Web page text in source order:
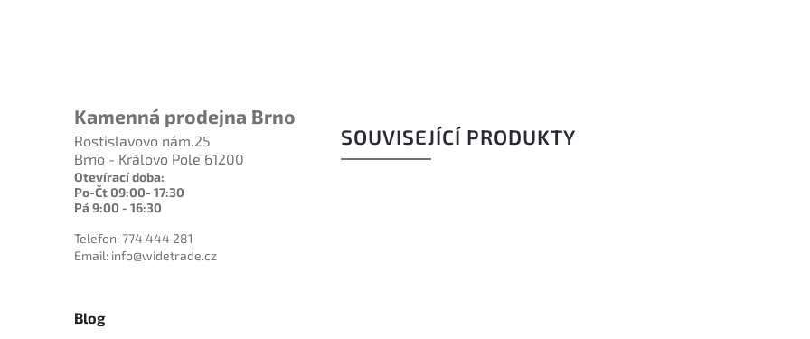
Kamenná prodejna Brno
Rostislavovo nám.25
Brno - Královo Pole 61200
Otevírací doba:
Po-Čt 09:00- 17:30
Pá 9:00 - 16:30
Telefon: 774 444 281
Email: info@widetrade.cz
Blog
SOUVISEJÍCÍ PRODUKTY